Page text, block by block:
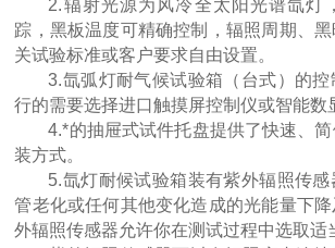
2.辐射光源为风冷全太阳光谱氙灯
踪，黑板温度可精确控制，辐照周期、
关试验标准或客户要求自由设置。
3.氙弧灯耐气候试验箱（台式）的
行的需要选择进口触摸屏控制仪或智能数
4.*的抽屉式试件托盘提供了快速、
装方式。
5.氙灯耐候试验箱装有紫外辐照传
管老化或任何其他变化造成的光能量下
外辐照传感器允许你在测试过程中选取适